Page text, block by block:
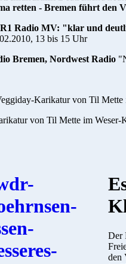
retten - Bremen führt den
Radio MV: "klar und
13 bis 15 Uhr
Bremen, Nordwest Radio
von Til Mette im
Der
den